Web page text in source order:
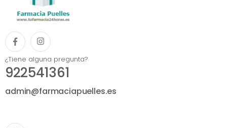
¿Tiene alguna pregunta?
922541361
admin@farmaciapuelles.es